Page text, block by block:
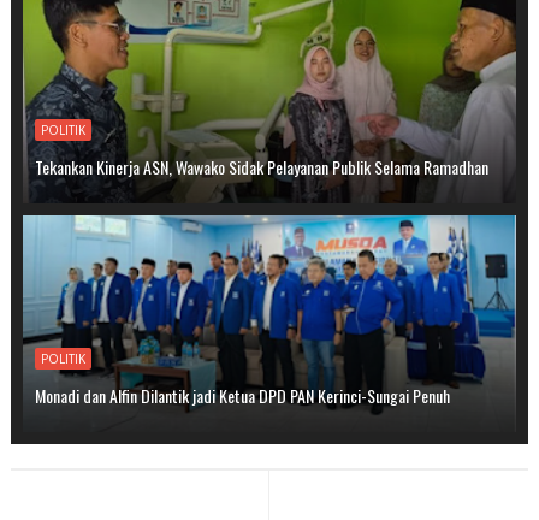
POLITIK
Tekankan Kinerja ASN, Wawako Sidak Pelayanan Publik Selama Ramadhan
POLITIK
Monadi dan Alfin Dilantik jadi Ketua DPD PAN Kerinci-Sungai Penuh